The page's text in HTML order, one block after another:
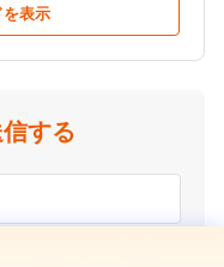
表示
する